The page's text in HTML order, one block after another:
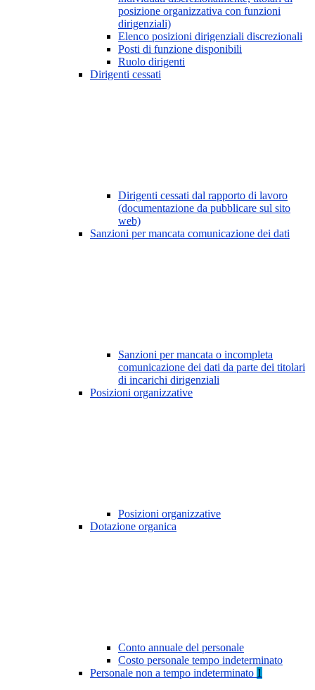
posizione organizzativa con funzioni
dirigenziali)
Elenco posizioni dirigenziali discrezionali
Posti di funzione disponibili
Ruolo dirigenti
Dirigenti cessati
Dirigenti cessati dal rapporto di lavoro
(documentazione da pubblicare sul sito
web)
Sanzioni per mancata comunicazione dei dati
Sanzioni per mancata o incompleta
comunicazione dei dati da parte dei titolari
di incarichi dirigenziali
Posizioni organizzative
Posizioni organizzative
Dotazione organica
Conto annuale del personale
Costo personale tempo indeterminato
Personale non a tempo indeterminato 1